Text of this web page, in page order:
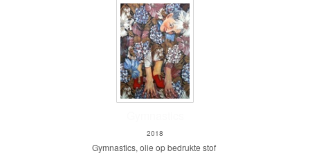
2018
Gymnastics, olie op bedrukte stof